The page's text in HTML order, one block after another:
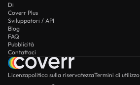
Di
Coverr Plus
Sviluppatori / API
Blog
FAQ
Pubblicità
Contattaci
Licenzapolitica sulla riservatezzaTermini di utilizzo